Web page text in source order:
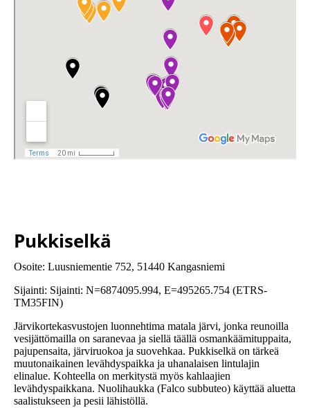
Pukkiselkä
Osoite: Luusniementie 752, 51440 Kangasniemi
Sijainti: Sijainti: N=6874095.994, E=495265.754 (ETRS-
TM35FIN)
Järvikortekasvustojen luonnehtima matala järvi, jonka reunoilla
vesijättömailla on saranevaa ja siellä täällä osmankäämituppaita,
pajupensaita, järviruokoa ja suovehkaa. Pukkiselkä on tärkeä
muutonaikainen levähdyspaikka ja uhanalaisen lintulajin
elinalue. Kohteella on merkitystä myös kahlaajien
levähdyspaikkana. Nuolihaukka (Falco subbuteo) käyttää aluetta
saalistukseen ja pesii lähistöllä.